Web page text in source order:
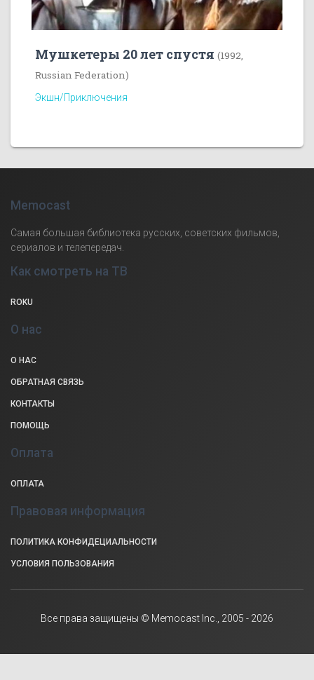
Мушкетеры 20 лет спустя (1992,
Russian Federation)
Экшн/Приключения
Memocast
Самая большая библиотека русских, советских фильмов,
сериалов и телепередач.
Как смотреть на ТВ
ROKU
О нас
О НАС
ОБРАТНАЯ СВЯЗЬ
КОНТАКТЫ
ПОМОЩЬ
Оплата
ОПЛАТА
Правовая информация
ПОЛИТИКА КОНФИДЕЦИАЛЬНОСТИ
УСЛОВИЯ ПОЛЬЗОВАНИЯ
Все права защищены © Memocast Inc., 2005 - 2026